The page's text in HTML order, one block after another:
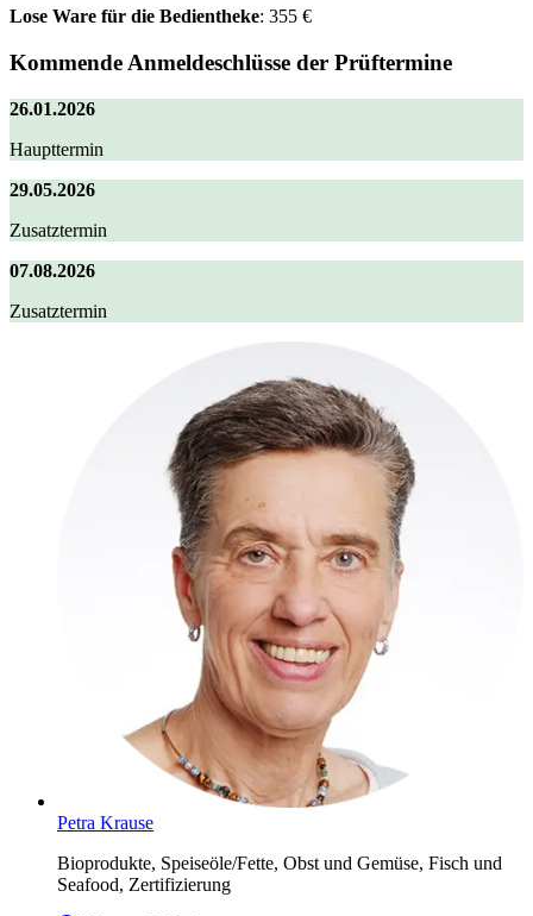
Lose Ware für die Bedientheke: 355 €
Kommende Anmeldeschlüsse der Prüftermine
26.01.2026
Haupttermin
29.05.2026
Zusatztermin
07.08.2026
Zusatztermin
Petra Krause
Bioprodukte, Speiseöle/Fette, Obst und Gemüse, Fisch und
Seafood, Zertifizierung